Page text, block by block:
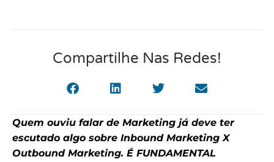
Compartilhe Nas Redes!
Quem ouviu falar de Marketing já deve ter
escutado algo sobre Inbound Marketing X
Outbound Marketing. É FUNDAMENTAL